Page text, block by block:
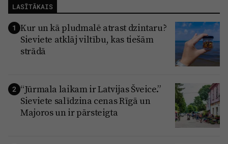
LASĪTĀKAIS
1 Kur un kā pludmalē atrast dzintaru?
Sieviete atklāj viltību, kas tiešām
strādā
2 “Jūrmala laikam ir Latvijas Šveice.”
Sieviete salīdzina cenas Rīgā un
Majoros un ir pārsteigta